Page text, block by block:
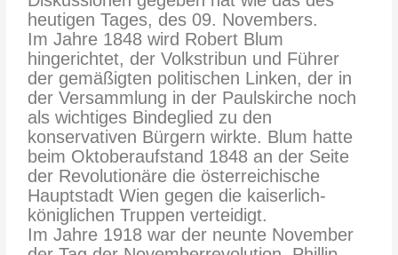
heutigen Tages, des 09. Novembers.
Im Jahre 1848 wird Robert Blum
hingerichtet, der Volkstribun und Führer
der gemäßigten politischen Linken, der in
der Versammlung in der Paulskirche noch
als wichtiges Bindeglied zu den
konservativen Bürgern wirkte. Blum hatte
beim Oktoberaufstand 1848 an der Seite
der Revolutionäre die österreichische
Hauptstadt Wien gegen die kaiserlich-
königlichen Truppen verteidigt.
Im Jahre 1918 war der neunte November